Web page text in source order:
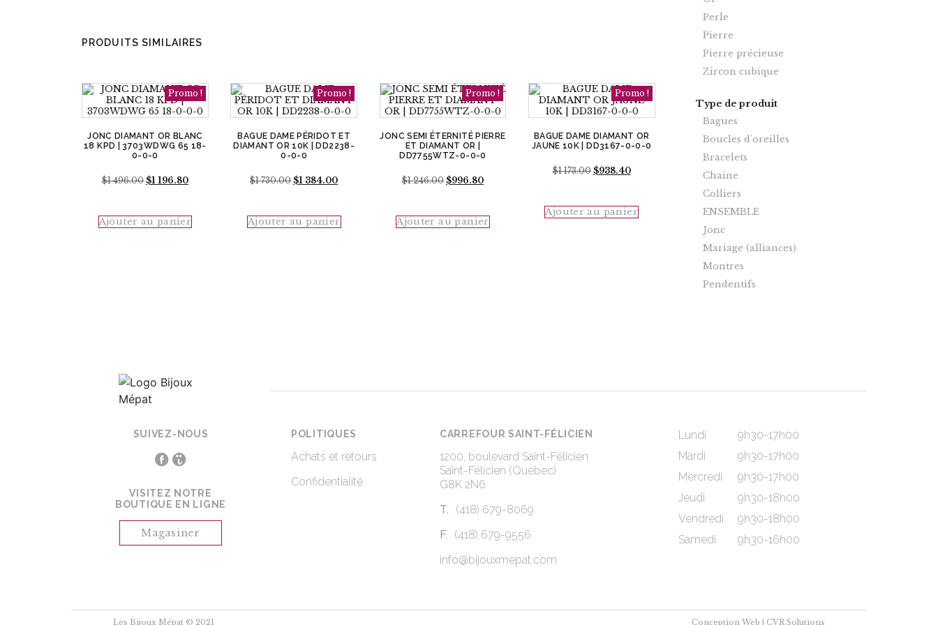
PRODUITS SIMILAIRES
Promo !
JONC DIAMANT OR BLANC
18 KPD | 3703WDWG 65 18-
0-0-0
$1 496.00 Le
$1
$1 196.80Le
$1
Ajouter au panier
Promo !
BAGUE DAME PÉRIDOT ET
DIAMANT OR 10K | DD2238-
0-0-0
$1 730.00Le
$1
$1 384.00Le
$1
Ajouter au panier
Promo !
JONC SEMI ÉTERNITÉ PIERRE
ET DIAMANT OR |
DD7755WTZ-0-0-0
$1 246.00 Le
$1
$996.80Le
$996.80.
Ajouter au panier
Promo !
BAGUE DAME DIAMANT OR
JAUNE 10K | DD3167-0-0-0
$1 173.00 Le
$1
$938.40Le
$938.40.
Ajouter au panier
Perle
Pierre
Pierre précieuse
Zircon cubique
Type de produit
Bagues
Boucles d'oreilles
Bracelets
Chaine
Colliers
ENSEMBLE
Jonc
Mariage (alliances)
Montres
Pendentifs
SUIVEZ-NOUS
VISITEZ NOTRE
BOUTIQUE EN LIGNE
Magasiner
POLITIQUES
Achats et retours
Confidentialité
CARREFOUR SAINT-FÉLICIEN
1200, boulevard Saint-Félicien
Saint-Félicien (Québec)
G8K 2N6
T.
(418) 679-8069
F.
(418) 679-9556
info@bijouxmepat.com
Lundi
9h30-17h00
Mardi
9h30-17h00
Mercredi
9h30-17h00
Jeudi
9h30-18h00
Vendredi
9h30-18h00
Samedi
9h30-16h00
Les Bijoux Mépat © 2021 Conception Web | CVR Solutions